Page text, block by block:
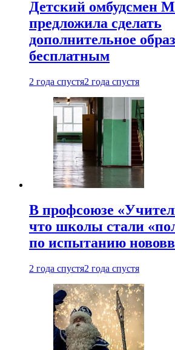
Детский омбудсмен
предложила сделать
дополнительное
бесплатным
2 года спустя2 года спустя
В профсоюзе
что школы стали
по испытанию
2 года спустя2 года спустя